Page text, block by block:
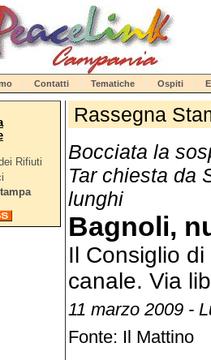
Contatti Tematiche Ospiti
Rifiuti
Rassegna
Bocciata la
Tar chiesta da
lunghi
Bagnoli,
Il Consiglio
canale. Via
11 marzo 2009 -
Fonte: Il Mattino